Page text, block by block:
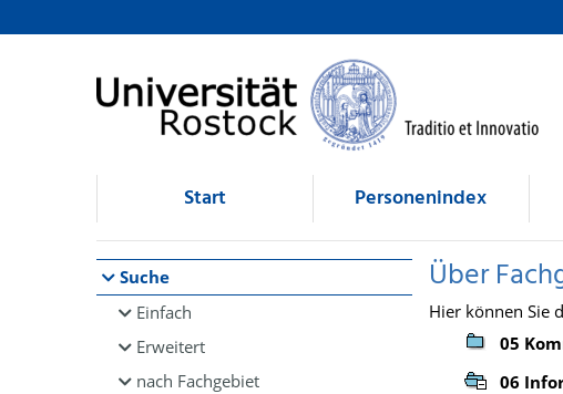
Browsen
direkt zum Inhalt
Start Personenindex
Suche
Einfach
Erweitert
nach Fachgebiet
Über
Hier können Sie
05
06